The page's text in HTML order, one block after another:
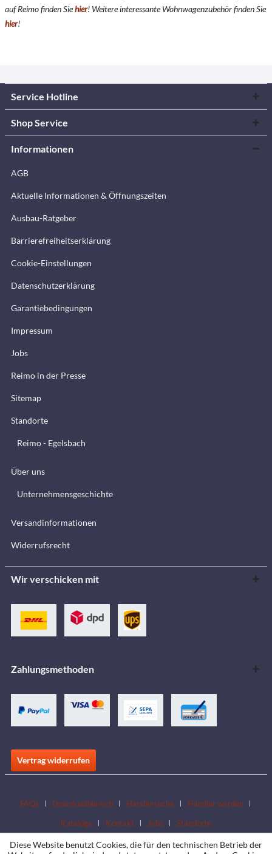
auf Reimo finden Siehier! Weitere interessante Wohnwagenzubehör finden Sie
hier!
Service Hotline
Shop Service
Informationen
AGB
Aktuelle Informationen & Öffnungszeiten
Ausbau-Ratgeber
Barrierefreiheitserklärung
Cookie-Einstellungen
Datenschutzerklärung
Garantiebedingungen
Impressum
Jobs
Reimo in der Presse
Sitemap
Standorte
Reimo - Egelsbach
Über uns
Unternehmensgeschichte
Versandinformationen
Widerrufsrecht
Wir verschicken mit
Zahlungsmethoden
Vertrag widerrufen
FAQs Downloadbereich Händlersuche
Händler werden
Kataloge
Kontakt Jobs Standorte
Diese Website benutzt Cookies, die für den technischen Betrieb der